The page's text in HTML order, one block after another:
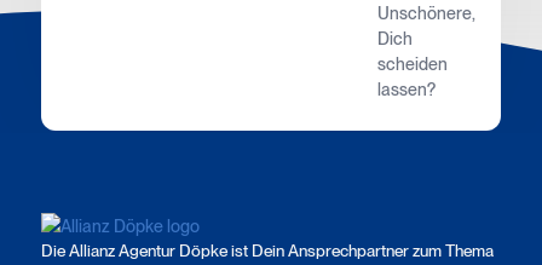
Unschönere,
Dich
scheiden
lassen?
Die Allianz Agentur Döpke ist Dein Ansprechpartner zum Thema